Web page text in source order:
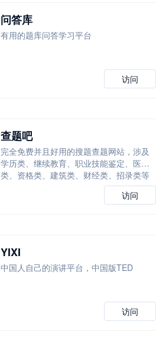
问答库
有用的题库问答学习平台
访问
查题吧
完全免费并且好用的搜题查题网站，涉及
学历类、继续教育、职业技能鉴定、医学
类、资格类、建筑类、财经类、招录类等
访问
YIXI
中国人自己的演讲平台，中国版TED
访问